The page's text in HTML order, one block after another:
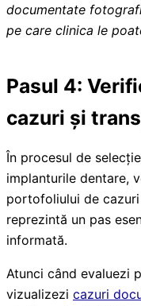
documentate
pe care clinica le
Pasul 4:
cazuri și
În procesul de
implanturile dentare,
portofoliului de
reprezintă un pas
informată.
Atunci când evaluezi
vizualizezi cazuri